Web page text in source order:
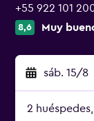
+55 922 101
8,6 Muy
sáb. 15/8
2